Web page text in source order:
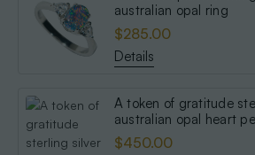
australian opal ring
$285.00
Details
A token of gratitude
australian opal heart
$450.00